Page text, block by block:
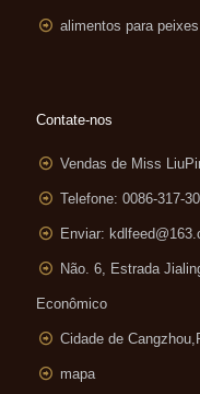
alimentos para
Contate-nos
Vendas de Miss
Telefone: 0086-317-
Enviar:
Não. 6, Estrada
Econômico
Cidade de
mapa